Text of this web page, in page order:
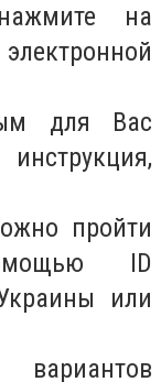
на
для Вас
пройти
ID
или